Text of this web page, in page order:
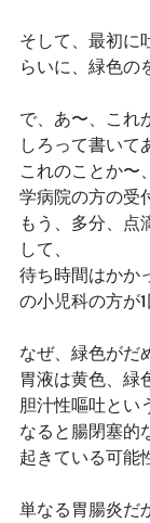
そして、最初に
らいに、緑色の
で、あ〜、これ
しろって書いて
これのことか〜
学病院の方の受
もう、多分、点
して、
待ち時間はかか
の小児科の方が1
なぜ、緑色がだ
胃液は黄色、緑
胆汁性嘔吐とい
なると腸閉塞的
起きている可能
単なる胃腸炎だ